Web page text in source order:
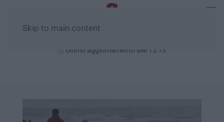
Skip to main content
Ultimo aggiornamento alle 15:13